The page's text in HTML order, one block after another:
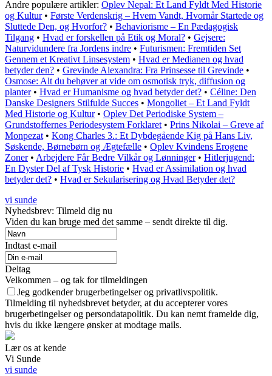
Andre populære artikler: Oplev Nepal: Et Land Fyldt Med Historie
og Kultur• Første Verdenskrig – Hvem Vandt, Hvornår Startede og
Sluttede Den, og Hvorfor? • Behaviorisme – En Pædagogisk
Tilgang • Hvad er forskellen på Etik og Moral? • Gejsere:
Naturvidundere fra Jordens indre • Futurismen: Fremtiden Set
Gennem et Kreativt Linsesystem • Hvad er Medianen og hvad
betyder den? • Grevinde Alexandra: Fra Prinsesse til Grevinde •
Osmose: Alt du behøver at vide om osmotisk tryk, diffusion og
planter• Hvad er Humanisme og hvad betyder det? • Céline: Den
Danske Designers Stilfulde Succes • Mongoliet – Et Land Fyldt
Med Historie og Kultur• Oplev Det Periodiske System –
Grundstoffernes Periodesystem Forklaret • Prins Nikolai – Greve af
Monpezat • Kong Charles 3.: Et Dybdegående Kig på Hans Liv,
Søskende, Børnebørn og Ægtefælle • Oplev Kvindens Erogene
Zoner• Arbejdere Får Bedre Vilkår og Lønninger• Hitlerjugend:
En Dyster Del af Tysk Historie • Hvad er Assimilation og hvad
betyder det? • Hvad er Sekularisering og Hvad Betyder det?
vi sunde
Nyhedsbrev: Tilmeld dig nu
Viden du kan bruge med det samme – sendt direkte til dig.
Indtast e-mail
Deltag
Velkommen – og tak for tilmeldingen
Jeg godkender brugerbetingelser og privatlivspolitik.
Tilmelding til nyhedsbrevet betyder, at du accepterer vores
brugerbetingelser og persondatapolitik. Du kan nemt framelde dig,
hvis du ikke længere ønsker at modtage mails.
Lær os at kende
Vi Sunde
vi sunde